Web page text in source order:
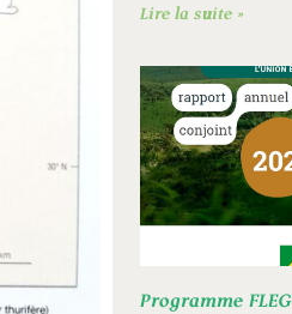
Lire la suite »
Programme